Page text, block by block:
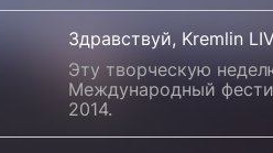
Здравствуй, Kremlin
Эту творческую
Международный
2014.